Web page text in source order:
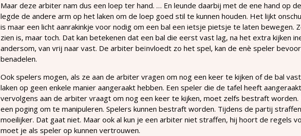
Maar deze arbiter nam dus een loep ter hand. … En leunde daarbij met de ene hand op
legde de andere arm op het laken om de loep goed stil te kunnen houden. Het lijkt
is maar een licht aanrakinkje voor nodig om een bal een ietsje pietsje te laten bewegen.
zien is, maar toch. Dat kan betekenen dat een bal die eerst vast lag, na het extra kijken
andersom, van vrij naar vast. De arbiter beïnvloedt zo het spel, kan de enè speler
benadelen.
Ook spelers mogen, als ze aan de arbiter vragen om nog een keer te kijken of de bal
laken op geen enkele manier aangeraakt hebben. Een speler die de tafel heeft
vervolgens aan de arbiter vraagt om nog een keer te kijken, moet zelfs bestraft
een poging om te manipuleren. Spelers kunnen bestraft worden. Tijdens de partij
moeilijker. Dat gaat niet. Maar ook al kun je een arbiter niet straffen, hij hoort de regels
moet je als speler op kunnen vertrouwen.